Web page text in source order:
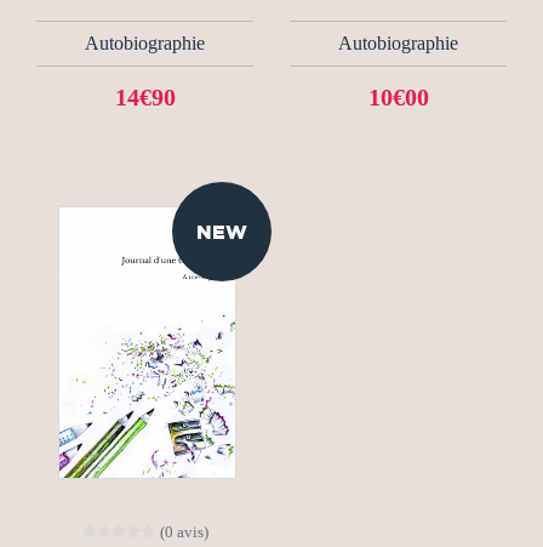
Autobiographie
14€90
Autobiographie
10€00
NEW
(0 avis)